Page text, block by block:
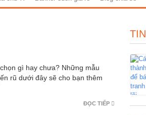
gì hay chưa? Những mẫu
rũ dưới đây sẽ cho bạn thêm
ĐỌC TIẾP